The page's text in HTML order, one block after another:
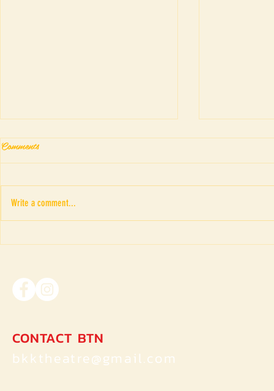
มาดามดูมี (The Fortune-tell-
เต็มไปด้วย 108 คำถาม
มากมาย
เทศกาลละค
Comments
Write a comment...
CONTACT BTN
bkktheatre@gmail.com